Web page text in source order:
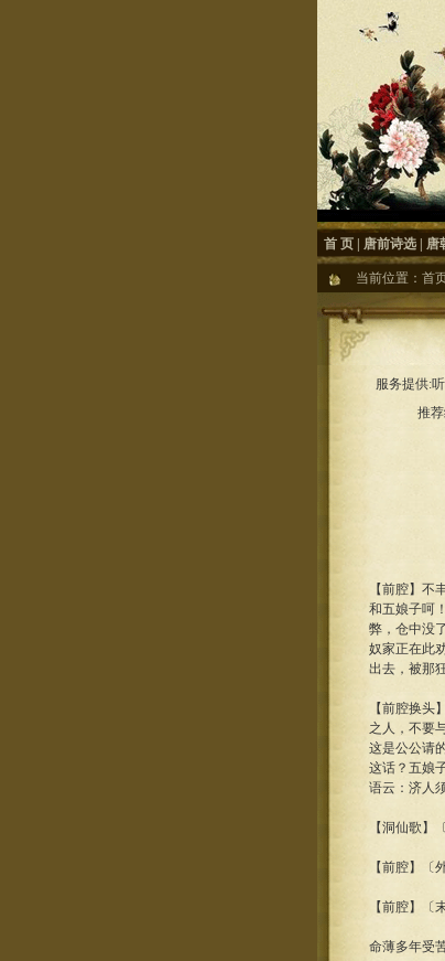
首 页 唐前诗选 唐
当前位置： 首
服务提供:
推
【前腔】
和五娘子呵
弊，仓中没
奴家正在此
出去，被那
【前腔换
之人，不要
这是公公请
这话？五娘
语云：济人
【洞仙歌】
【前腔】〔
【前腔】〔
命薄多年受